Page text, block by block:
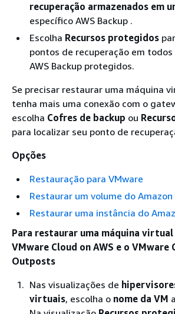
recuperação armazenados em
específico AWS Backup .
Escolha Recursos protegidos
pontos de recuperação em todos
AWS Backup protegidos.
Se precisar restaurar uma máquina
tenha mais uma conexão com o
escolha Cofres de backup ou
para localizar seu ponto de
Opções
Restauração para VMware
Restaurar um volume do Amazon
Restaurar uma instância do
Para restaurar uma máquina virtual
VMware Cloud on AWS e o VMware
Outposts
Nas visualizações de
virtuais, escolha o nome da VM